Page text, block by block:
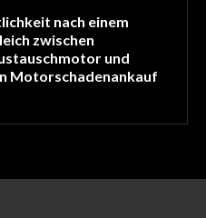
nach einem
zwischen
und
Motorschadenankauf